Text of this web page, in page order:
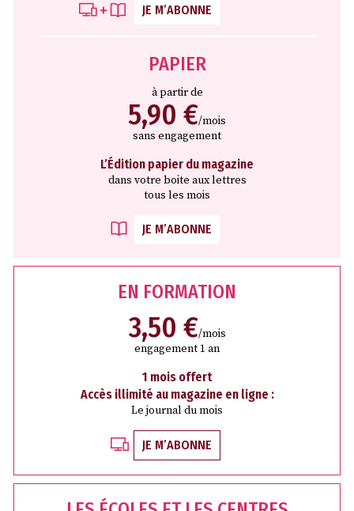
JE M’ABONNE
PAPIER
à partir de
5,90 €/mois
sans engagement
L’Édition papier du magazine
dans votre boite aux lettres
tous les mois
JE M’ABONNE
EN FORMATION
3,50 €/mois
engagement 1 an
1 mois offert
Accès illimité au magazine en ligne :
Le journal du mois
JE M’ABONNE